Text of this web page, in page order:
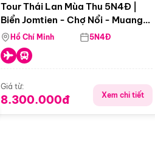
Tour Thái Lan Mùa Thu 5N4Đ |
Biển Jomtien - Chợ Nổi - Muang
Boran - Suanthai (Bay Vietnam
Airlines)
Hồ Chí Minh 5N4Đ
Giá từ:
8.300.000đ Xem chi tiết